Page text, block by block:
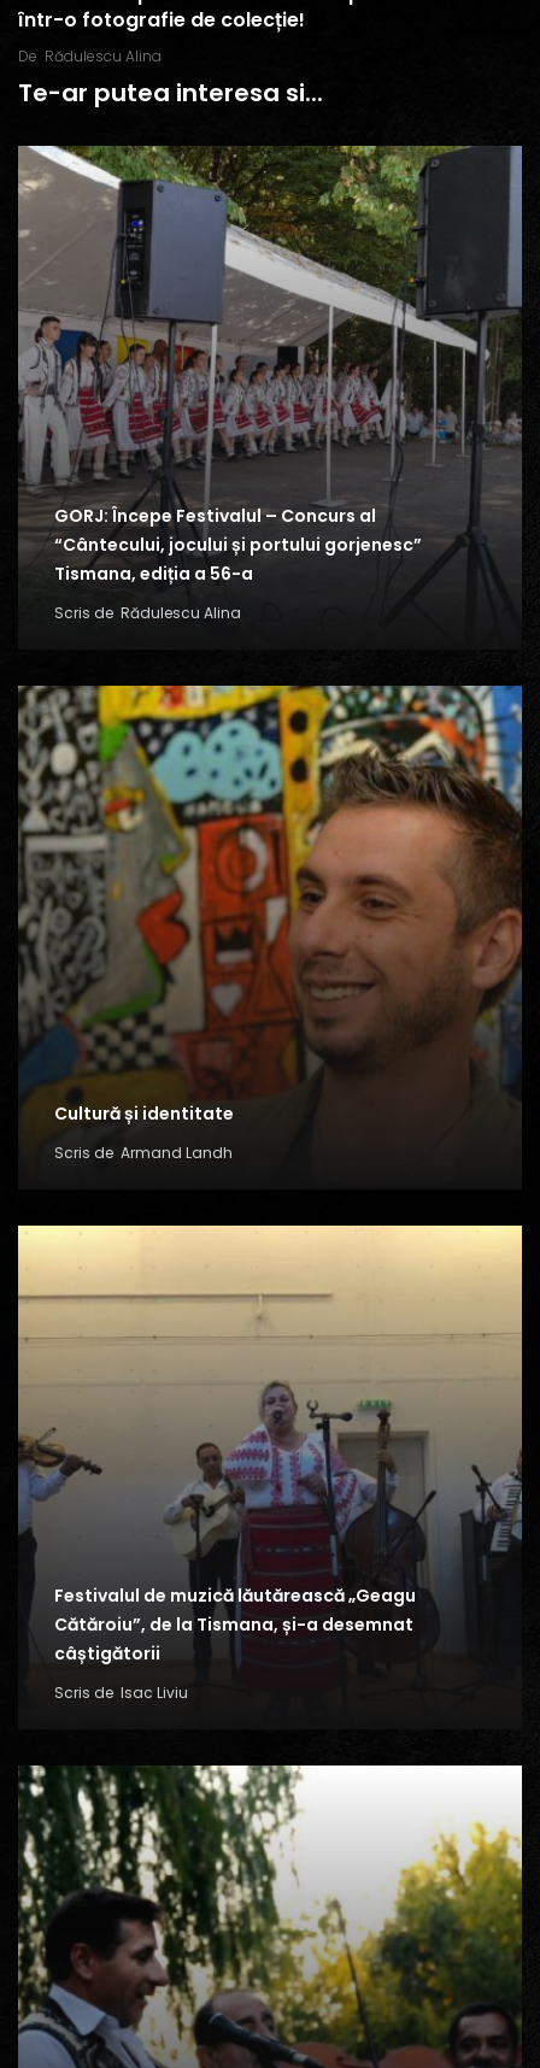
într-o fotografie de colecție!
De Rădulescu Alina
Te-ar putea interesa si...
GORJ: Începe Festivalul – Concurs al
“Cântecului, jocului și portului gorjenesc”
Tismana, ediția a 56-a
Scris de Rădulescu Alina
Cultură și identitate
Scris de Armand Landh
Festivalul de muzică lăutărească „Geagu
Cătăroiu”, de la Tismana, și-a desemnat
câștigătorii
Scris de Isac Liviu